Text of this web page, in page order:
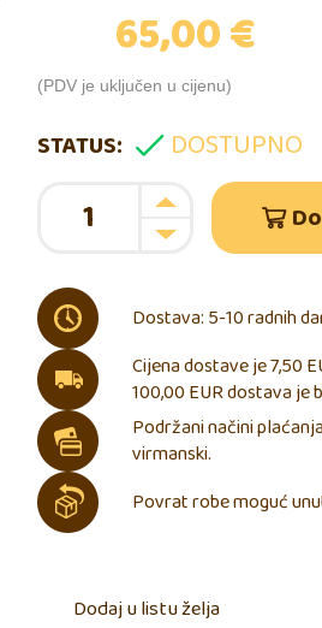
65,00€
(PDV je uključen u cijenu)
STATUS: DOSTUPNO
Dostava: 5-10 radnih
Cijena dostave je 7,50
100,00 EUR dostava je
Podržani načini
virmanski.
Povrat robe moguć
Dodaj u listu želja